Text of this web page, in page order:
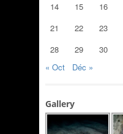
14
15 16
21
22 23
28
29
30
« Oct
Déc »
Gallery